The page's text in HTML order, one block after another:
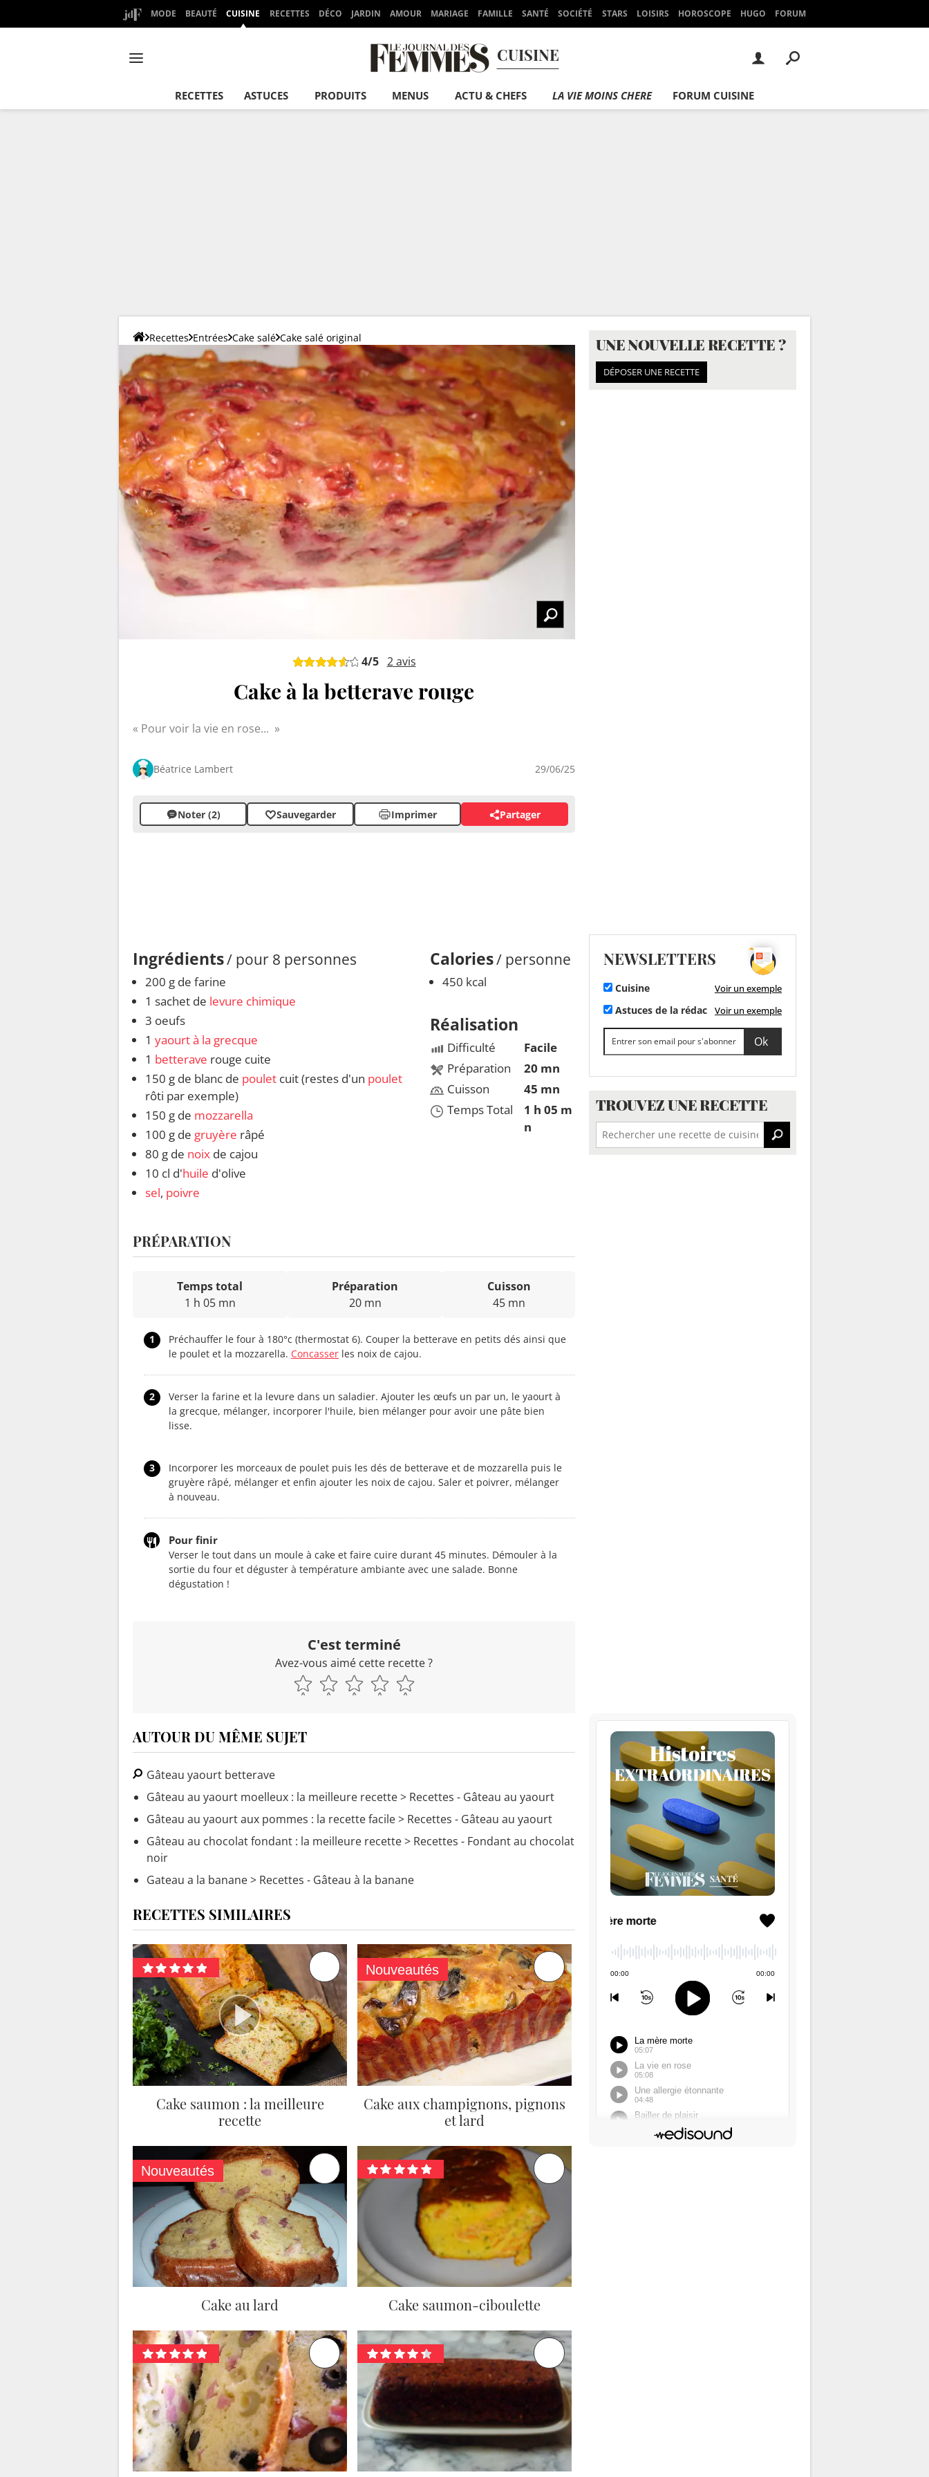
MODE BEAUTÉ CUISINE RECETTES DÉCO JARDIN AMOUR MARIAGE FAMILLE SANTÉ SOCIÉTÉ STARS LOISIRS HOROSCOPE HUGO FORUM
CUISINE
RECETTES ASTUCES PRODUITS MENUS ACTU & CHEFS LA VIE MOINS CHERE FORUM CUISINE
Recettes Entrées Cake salé Cake salé original
4/5 2avis
Cake à la betterave rouge
Pour voir la vie en rose...
Béatrice Lambert 29/06/25
Noter (2) Sauvegarder Imprimer Partager
Ingrédients/ pour 8 personnes
200 g de farine
1 sachet de levure chimique
3 oeufs
1 yaourt à la grecque
1 betterave rouge cuite
150 g de blanc de poulet cuit (restes d'un poulet
rôti par exemple)
150 g de mozzarella
100 g de gruyère râpé
80 g de noix de cajou
10 cl d'huile d'olive
sel, poivre
Calories/ personne
450 kcal
Réalisation
Difficulté
Préparation
Cuisson
Temps Total
Facile
20 mn
45 mn
1 h 05 m
n
PRÉPARATION
Temps total
1 h 05 mn
Préparation
20 mn
Cuisson
45 mn
1
Préchauffer le four à 180°c (thermostat 6). Couper la betterave en petits dés ainsi que
le poulet et la mozzarella. Concasser les noix de cajou.
2
Verser la farine et la levure dans un saladier. Ajouter les œufs un par un, le yaourt à
la grecque, mélanger, incorporer l'huile, bien mélanger pour avoir une pâte bien
lisse.
3
Incorporer les morceaux de poulet puis les dés de betterave et de mozzarella puis le
gruyère râpé, mélanger et enfin ajouter les noix de cajou. Saler et poivrer, mélanger
à nouveau.
Pour finir
Verser le tout dans un moule à cake et faire cuire durant 45 minutes. Démouler à la
sortie du four et déguster à température ambiante avec une salade. Bonne
dégustation !
C'est terminé
Avez-vous aimé cette recette ?
AUTOUR DU MÊME SUJET
Gâteau yaourt betterave
Gâteau au yaourt moelleux : la meilleure recette> Recettes - Gâteau au yaourt
Gâteau au yaourt aux pommes : la recette facile> Recettes - Gâteau au yaourt
Gâteau au chocolat fondant : la meilleure recette> Recettes - Fondant au chocolat
noir
Gateau a la banane> Recettes - Gâteau à la banane
RECETTES SIMILAIRES
Cake saumon : la meilleure
recette
Nouveautés
Cake aux champignons, pignons
et lard
Nouveautés
Cake au lard Cake saumon-ciboulette
UNE NOUVELLE RECETTE ?
DÉPOSER UNE RECETTE
NEWSLETTERS
Cuisine Voir un exemple
Astuces de la rédac Voir un exemple
TROUVEZ UNE RECETTE